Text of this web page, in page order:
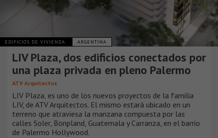
EDIFICIOS DE VIVIENDA ARGENTINA
LIV Plaza, dos edificios conectados por
una plaza privada en pleno Palermo
ATV Arquitectos
LIV Plaza, es uno de los nuevos proyectos de la familia
LIV, de ATV Arquitectos. El mismo estará ubicado en un
terreno que atraviesa la manzana compuesta por las
calles Soler, Bonpland, Guatemala y Carranza, en el barrio
de Palermo Hollywood.